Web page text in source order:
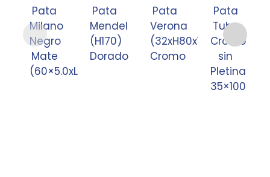
Pata
Milano
Negro
Mate
(60×5.0xL750xH130)
Pata
Mendel
(H170)
Dorado
Pata
Verona
(32xH80x1.0)
Cromo
Pata
Tubo
Cromo
sin
Pletina
35×100